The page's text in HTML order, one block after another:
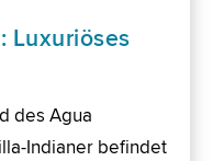
Luxuriöses
des Agua
Indianer befindet